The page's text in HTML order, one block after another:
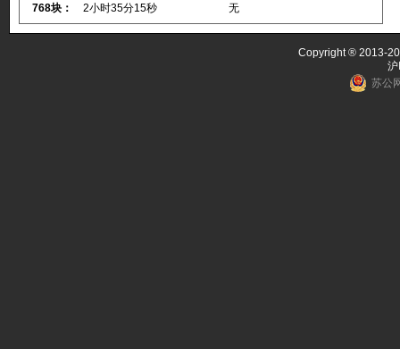
768块： 2小时35分15秒 无
Copyright ® 2013-
苏公